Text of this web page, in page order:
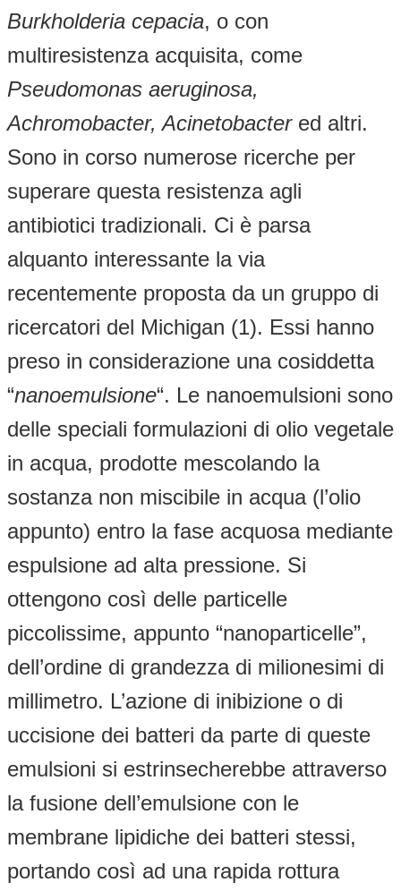
Burkholderia cepacia, o con
multiresistenza acquisita, come
Pseudomonas aeruginosa,
Achromobacter, Acinetobactered altri.
Sono in corso numerose ricerche per
superare questa resistenza agli
antibiotici tradizionali. Ci è parsa
alquanto interessante la via
recentemente proposta da un gruppo di
ricercatori del Michigan (1). Essi hanno
preso in considerazione una cosiddetta
“nanoemulsione“. Le nanoemulsioni sono
delle speciali formulazioni di olio vegetale
in acqua, prodotte mescolando la
sostanza non miscibile in acqua (l’olio
appunto) entro la fase acquosa mediante
espulsione ad alta pressione. Si
ottengono così delle particelle
piccolissime, appunto “nanoparticelle”,
dell’ordine di grandezza di milionesimi di
millimetro. L’azione di inibizione o di
uccisione dei batteri da parte di queste
emulsioni si estrinsecherebbe attraverso
la fusione dell’emulsione con le
membrane lipidiche dei batteri stessi,
portando così ad una rapida rottura